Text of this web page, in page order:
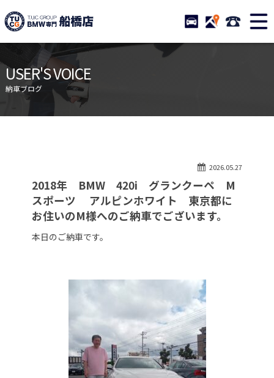
TUCグループ BMW専門 船
STOCK ACCESS 047-
ニュース
在庫リスト
目玉車両一覧
店舗紹介
保証＆サービス
アクセスマップ
自動車保険
TUCとは？
リクルート
納車blog
スタッフblog
会社概要
USER'S VOICE
納車ブログ
2026.05.27
2018年 BMW 420i グランクーペ M
スポーツ アルピンホワイト 東京都に
お住いのM様へのご納車でございます。
本日のご納車です。